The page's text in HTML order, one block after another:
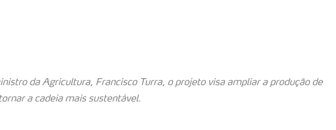
da Agricultura, Francisco Turra, o projeto visa ampliar a produção de
a cadeia mais sustentável.